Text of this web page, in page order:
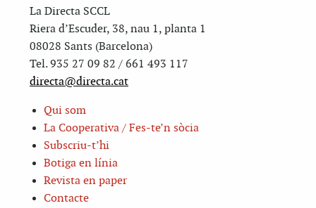
La Directa SCCL
Riera d’Escuder, 38, nau 1, planta 1
08028 Sants (Barcelona)
Tel. 935 27 09 82 / 661 493 117
directa@directa.cat
Qui som
La Cooperativa / Fes-te’n sòcia
Subscriu-t’hi
Botiga en línia
Revista en paper
Contacte